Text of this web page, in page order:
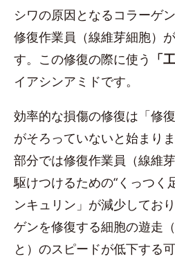
シワの原因となるコラーゲ
修復作業員（線維芽細胞）
す。この修復の際に使う 「
イアシンアミドです。
効率的な損傷の修復は「修
がそろっていないと始まり
部分では修復作業員（線維
駆けつけるための“くっつく
ンキュリン」が減少してお
ゲンを修復する細胞の遊走
と）のスピードが低下する